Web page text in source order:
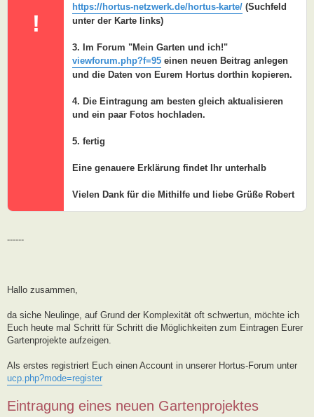
!
https://hortus-netzwerk.de/hortus-karte/ (Suchfeld
unter der Karte links)
3. Im Forum "Mein Garten und ich!"
viewforum.php?f=95 einen neuen Beitrag anlegen
und die Daten von Eurem Hortus dorthin kopieren.
4. Die Eintragung am besten gleich aktualisieren
und ein paar Fotos hochladen.
5. fertig
Eine genauere Erklärung findet Ihr unterhalb
Vielen Dank für die Mithilfe und liebe Grüße Robert
------
Hallo zusammen,
da siche Neulinge, auf Grund der Komplexität oft schwertun, möchte ich
Euch heute mal Schritt für Schritt die Möglichkeiten zum Eintragen Eurer
Gartenprojekte aufzeigen.
Als erstes registriert Euch einen Account in unserer Hortus-Forum unter
ucp.php?mode=register
Eintragung eines neuen Gartenprojektes